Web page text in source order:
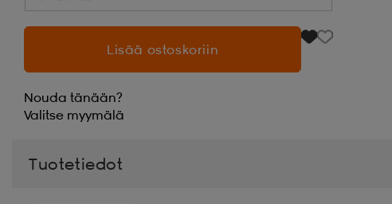
Lisää ostoskoriin
Nouda tänään?
Valitse myymälä
Tuotetiedot